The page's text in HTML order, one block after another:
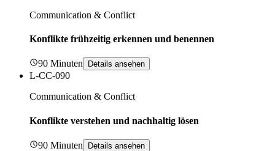
Communication & Conflict
Konflikte frühzeitig erkennen und benennen
90 Minuten Details ansehen
L-CC-090
Communication & Conflict
Konflikte verstehen und nachhaltig lösen
90 Minuten Details ansehen